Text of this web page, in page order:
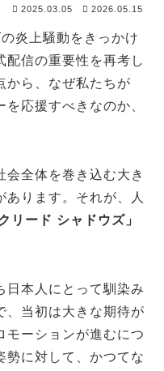
2025.03.05 2026.05.15
炎上騒動をきっかけ
配信の重要性を再考し
から、なぜ私たちが
を応援すべきなのか、
会全体を巻き込む大き
ります。それが、人
リード シャドウズ」
日本人にとって馴染み
、当初は大きな期待が
モーションが進むにつ
勢に対して、かつてな